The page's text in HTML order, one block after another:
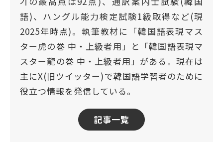
語)、ハングル能力検定試験1級取得など(現
2025年時点)。執筆教材に「韓国語表現マス
ター虎の巻 中・上級者用」と「韓国語表現マ
スター龍の巻 中・上級者用」がある。現在は
主にX(旧ツイッター)で韓国語学習者のために
役立つ情報を発信している。
記事一覧